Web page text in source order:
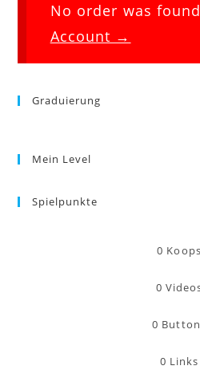
No order was
Account →
Graduierung
Mein Level
Spielpunkte
0 Koops
0
0
0 Links